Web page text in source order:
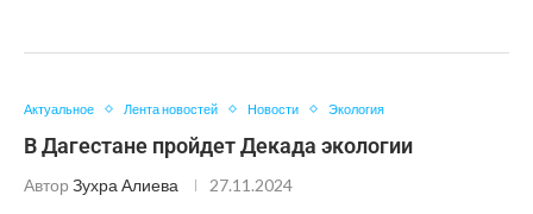
Актуальное Лента новостей Новости Экология
В Дагестане пройдет Декада экологии
Автор Зухра Алиева 27.11.2024